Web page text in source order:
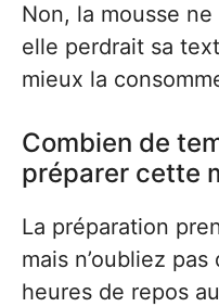
Non, la mousse
elle perdrait sa
mieux la
Combien de
préparer cette
La préparation
mais n’oubliez
heures de repos